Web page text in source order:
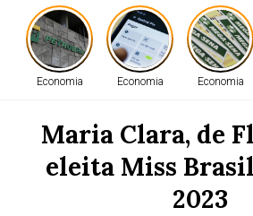
Economia Economia Economia
Maria Clara, de
eleita Miss
2023